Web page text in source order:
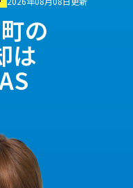
の
は